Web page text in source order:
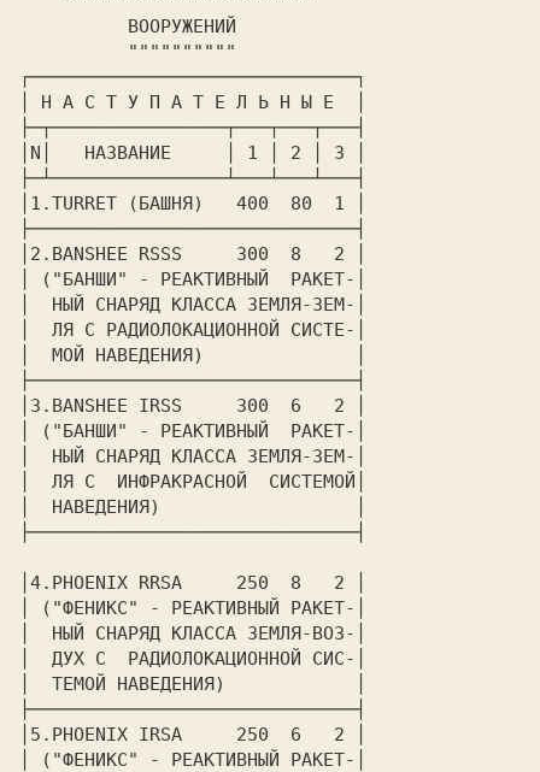
          """"""""""
┌──────────────────────────────┐
Н А С Т У П А Т Е Л Ь Н Ы Е
├─┬────────────────┬───┬───┬───┤
N
   НАЗВАНИЕ
1 2 3
├─┴────────────────┴───┴───┴───┤
│1.TURRET (БАШНЯ)   400  80  1 │
├──────────────────────────────┤
│2. BANSHEE RSSS
     300  8   2 │
│ ("БАНШИ" - РЕАКТИВНЫЙ  РАКЕТ-│
│  НЫЙ СНАРЯД КЛАССА ЗЕМЛЯ-ЗЕМ-│
│  ЛЯ С РАДИОЛОКАЦИОННОЙ СИСТЕ-│
│  МОЙ НАВЕДЕНИЯ)              │
├──────────────────────────────┤
│3. BANSHEE IRSS
     300  6   2 │
│ ("БАНШИ" - РЕАКТИВНЫЙ  РАКЕТ-│
│  НЫЙ СНАРЯД КЛАССА ЗЕМЛЯ-ЗЕМ-│
│  ЛЯ С  ИНФРАКРАСНОЙ  СИСТЕМОЙ│
│  НАВЕДЕНИЯ)                  │
├──────────────────────────────┤
│4. PHOENIX RRSA
     250  8   2 │
│ ("ФЕНИКС" - РЕАКТИВНЫЙ РАКЕТ-│
│  НЫЙ СНАРЯД КЛАССА ЗЕМЛЯ-ВОЗ-│
│  ДУХ С  РАДИОЛОКАЦИОННОЙ СИС-│
│  ТЕМОЙ НАВЕДЕНИЯ)            │
├──────────────────────────────┤
│5. PHOENIX IRSA
     250  6   2 │
│ ("ФЕНИКС" - РЕАКТИВНЫЙ РАКЕТ-│